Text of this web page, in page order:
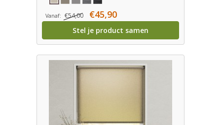
Vanaf: €54,00 €45,90
Stel je product samen